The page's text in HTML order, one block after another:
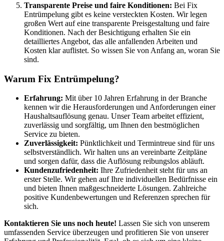
Transparente Preise und faire Konditionen: Bei Fix
Entrümpelung gibt es keine versteckten Kosten. Wir legen
großen Wert auf eine transparente Preisgestaltung und faire
Konditionen. Nach der Besichtigung erhalten Sie ein
detailliertes Angebot, das alle anfallenden Arbeiten und
Kosten klar auflistet. So wissen Sie von Anfang an, woran Sie
sind.
Warum Fix Entrümpelung?
Erfahrung: Mit über 10 Jahren Erfahrung in der Branche
kennen wir die Herausforderungen und Anforderungen einer
Haushaltsauflösung genau. Unser Team arbeitet effizient,
zuverlässig und sorgfältig, um Ihnen den bestmöglichen
Service zu bieten.
Zuverlässigkeit: Pünktlichkeit und Termintreue sind für uns
selbstverständlich. Wir halten uns an vereinbarte Zeitpläne
und sorgen dafür, dass die Auflösung reibungslos abläuft.
Kundenzufriedenheit: Ihre Zufriedenheit steht für uns an
erster Stelle. Wir gehen auf Ihre individuellen Bedürfnisse ein
und bieten Ihnen maßgeschneiderte Lösungen. Zahlreiche
positive Kundenbewertungen und Referenzen sprechen für
sich.
Kontaktieren Sie uns noch heute! Lassen Sie sich von unserem
umfassenden Service überzeugen und profitieren Sie von unserer